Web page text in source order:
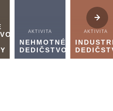
AKTIVITA
NEHMOTNÉ
DEDIČSTVO
AKTIVITA